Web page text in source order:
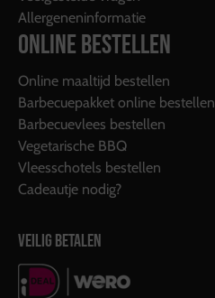
Allergeneninformatie
ONLINE BESTELLEN
Online maaltijd bestellen
Barbecuepakket online bestellen
Barbecuevlees bestellen
Vegetarische BBQ
Vleesschotels bestellen
Cadeautje nodig?
VEILIG BETALEN